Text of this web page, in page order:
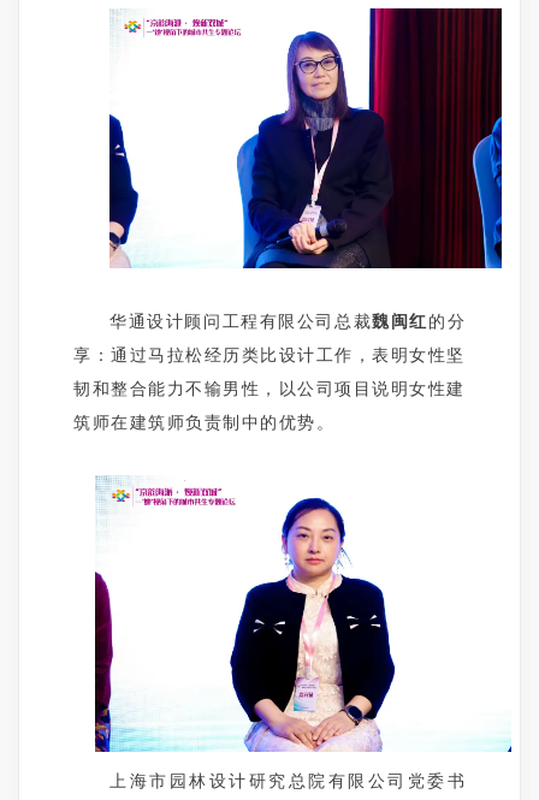
华通设计顾问工程有限公司总裁魏闽红的分
享：通过马拉松经历类比设计工作，表明女性坚
韧和整合能力不输男性，以公司项目说明女性建
筑师在建筑师负责制中的优势。
上海市园林设计研究总院有限公司党委书